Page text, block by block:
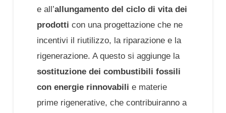
e all’allungamento del ciclo di vita dei
prodotti con una progettazione che ne
incentivi il riutilizzo, la riparazione e la
rigenerazione. A questo si aggiunge la
sostituzione dei combustibili fossili
con energie rinnovabili e materie
prime rigenerative, che contribuiranno a